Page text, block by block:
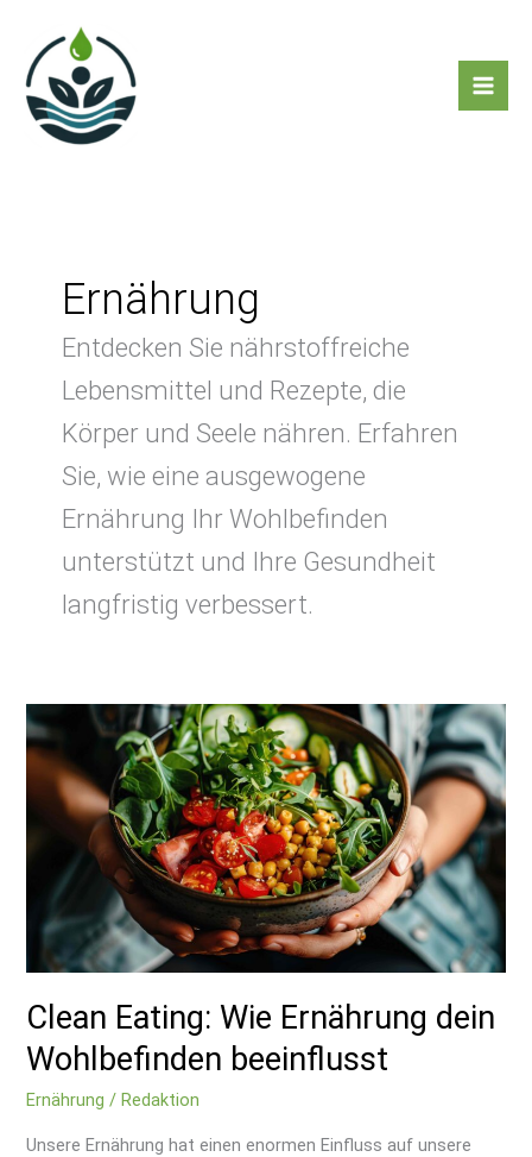
springen
Ernährung
Entdecken Sie nährstoffreiche
Lebensmittel und Rezepte, die
Körper und Seele nähren. Erfahren
Sie, wie eine ausgewogene
Ernährung Ihr Wohlbefinden
unterstützt und Ihre Gesundheit
langfristig verbessert.
Clean Eating: Wie Ernährung dein
Wohlbefinden beeinflusst
Ernährung /Redaktion
Unsere Ernährung hat einen enormen Einfluss auf unsere
Clean
Eating:
Wie
Ernährung
Wohlbefinden
beeinflusst